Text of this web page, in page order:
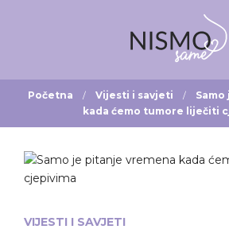
Početna Vijesti i savjeti
kada ćemo tumore liječiti
VIJESTI I SAVJETI